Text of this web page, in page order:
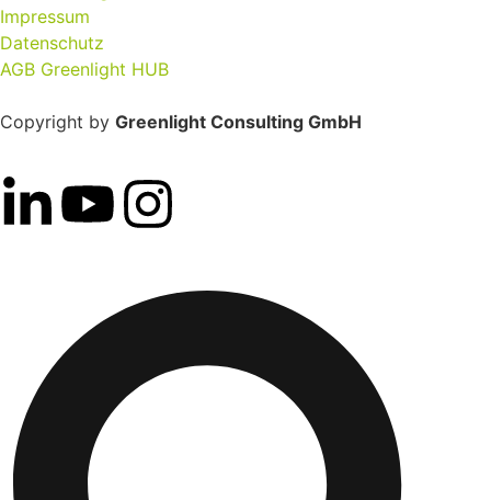
Impressum
Datenschutz
AGB Greenlight HUB
Copyright by Greenlight Consulting GmbH